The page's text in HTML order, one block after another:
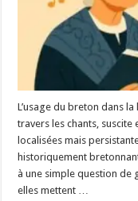
L’usage du breton dans
travers les chants, suscite
localisées mais
historiquement
à une simple question de
elles mettent …